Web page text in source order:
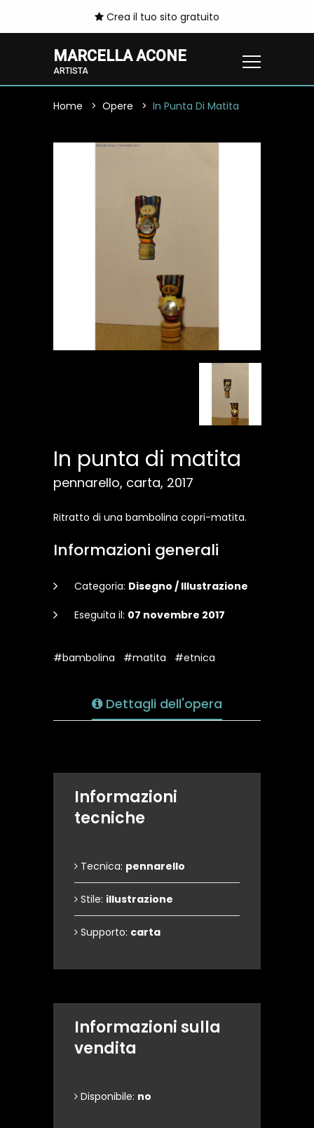
Crea il tuo sito gratuito
MARCELLA ACONE
ARTISTA
Home Opere In Punta Di Matita
In punta di matita
pennarello, carta, 2017
Ritratto di una bambolina copri-matita.
Informazioni generali
Categoria: Disegno / Illustrazione
Eseguita il: 07 novembre 2017
#bambolina #matita #etnica
Dettagli dell'opera
Informazioni
tecniche
Tecnica: pennarello
Stile: illustrazione
Supporto: carta
Informazioni sulla
vendita
Disponibile: no